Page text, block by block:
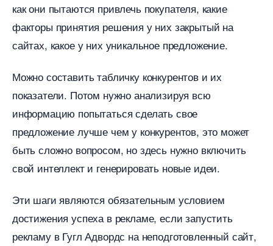
как они пытаются привлечь покупателя, какие
факторы принятия решения у них закрытый на
сайтах, какое у них уникальное предложение.
Можно составить табличку конкурентов и их
показатели. Потом нужно анализируя всю
информацию попытаться сделать свое
предложение лучше чем у конкурентов, это может
ыть сложно вопросом, но здесь нужно включить
свой интеллект и генерировать новые идеи.
Эти шаги являются обязательным условием
достижения успеха в рекламе, если запустить
рекламу в Гугл Адвордс на неподготовленный сайт,